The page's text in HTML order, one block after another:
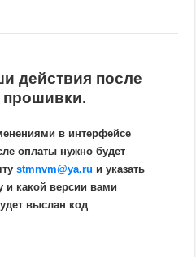
действия после
в интерфейсе
оплаты нужно будет
stmnvm@ya.ru и указать
какой версии вами
выслан код